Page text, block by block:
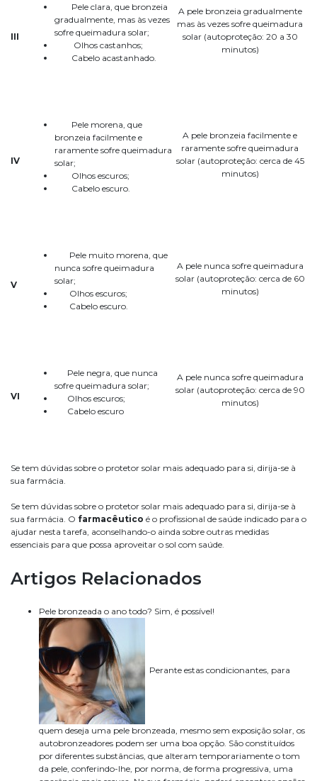
III
Pele clara, que bronzeia
gradualmente, mas às vezes
sofre queimadura solar;
Olhos castanhos;
Cabelo acastanhado.
A pele bronzeia gradualmente
mas às vezes sofre queimadura
solar (autoproteção: 20 a 30
minutos)
IV
Pele morena, que
bronzeia facilmente e
raramente sofre queimadura
solar;
Olhos escuros;
Cabelo escuro.
A pele bronzeia facilmente e
raramente sofre queimadura
solar (autoproteção: cerca de 45
minutos)
V
Pele muito morena, que
nunca sofre queimadura
solar;
Olhos escuros;
Cabelo escuro.
A pele nunca sofre queimadura
solar (autoproteção: cerca de 60
minutos)
VI
Pele negra, que nunca
sofre queimadura solar;
Olhos escuros;
Cabelo escuro
A pele nunca sofre queimadura
solar (autoproteção: cerca de 90
minutos)
Se tem dúvidas sobre o protetor solar mais adequado para si, dirija-se à
sua farmácia.
Se tem dúvidas sobre o protetor solar mais adequado para si, dirija-se à
sua farmácia. O farmacêutico é o profissional de saúde indicado para o
ajudar nesta tarefa, aconselhando-o ainda sobre outras medidas
essenciais para que possa aproveitar o sol com saúde.
Artigos Relacionados
Pele bronzeada o ano todo? Sim, é possível!
Perante estas condicionantes, para
quem deseja uma pele bronzeada, mesmo sem exposição solar, os
autobronzeadores podem ser uma boa opção. São constituídos
por diferentes substâncias, que alteram temporariamente o tom
da pele, conferindo-lhe, por norma, de forma progressiva, uma